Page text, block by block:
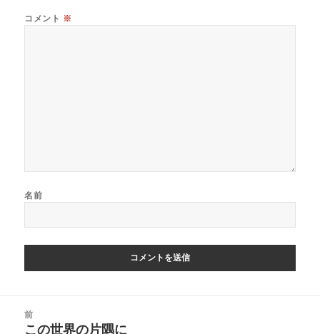
コメント ※
名前
前
前
この世界の片隅に